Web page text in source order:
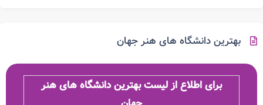
بهترین دانشگاه های هنر جهان
برای اطلاع از لیست بهترین دانشگاه های هنر